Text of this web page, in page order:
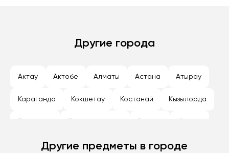
Другие города
Актау Актобе Алматы Астана Атырау
Караганда Кокшетау Костанай Кызылорда
Талдыкорган Тараз Темиртау Туркестан
Другие предметы в городе